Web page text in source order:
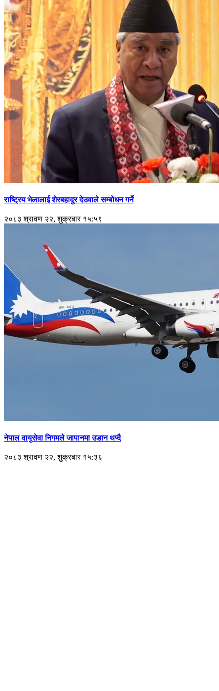
राष्ट्रिय भेलालाई शेरबहादुर देउवाले सम्बोधन गर्ने
२०८३ श्रावण २२, शुक्रबार १५:५९
नेपाल वायुसेवा निगमले जापानमा उडान थप्दै
२०८३ श्रावण २२, शुक्रबार १५:३६